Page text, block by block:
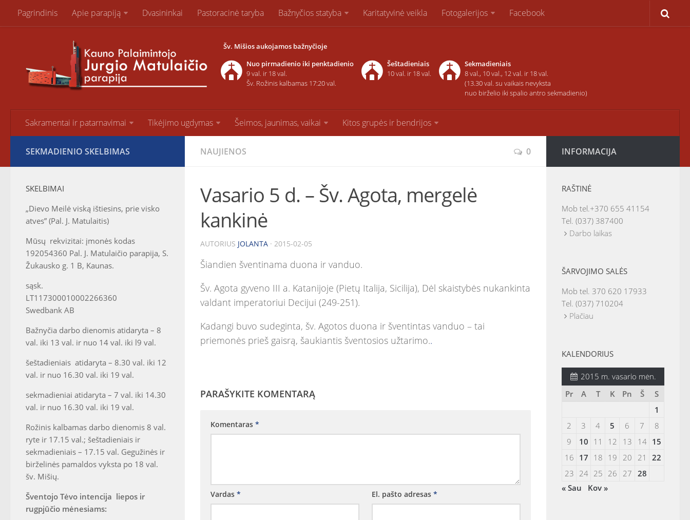
Pagrindinis Apie parapiją Dvasininkai Pastoracinė taryba Bažnyčios statyba Karitatyvinė veikla Fotogalerijos Facebook
Šv. Mišios aukojamos bažnyčioje
Nuo pirmadienio iki penktadienio
9 val. ir 18 val.
Šv. Rožinis kalbamas 17:20 val.
Šeštadieniais
10 val. ir 18 val.
Sekmadieniais
8 val., 10 val., 12 val. ir 18 val.
(13.30 val. su vaikais nevyksta
nuo birželio iki spalio antro sekmadienio)
Sakramentai ir patarnavimai Tikėjimo ugdymas Šeimos, jaunimas, vaikai Kitos grupės ir bendrijos
NAUJIENOS 0
Vasario 5 d. – Šv. Agota, mergelė
kankinė
AUTORIUS JOLANTA · 2015-02-05
Šiandien šventinama duona ir vanduo.
Šv. Agota gyveno III a. Katanijoje (Pietų Italija, Sicilija), Dėl skaistybės nukankinta
valdant imperatoriui Decijui (249-251).
Kadangi buvo sudeginta, šv. Agotos duona ir šventintas vanduo – tai
priemonės prieš gaisrą, šaukiantis šventosios užtarimo..
PARAŠYKITE KOMENTARĄ
Komentaras *
Vardas * El. pašto adresas*
SEKMADIENIO SKELBIMAS
SKELBIMAI
„Dievo Meilė viską ištiesins, prie visko
atves” (Pal. J. Matulaitis)
Mūsų rekvizitai: įmonės kodas
192054360 Pal. J. Matulaičio parapija, S.
Žukausko g. 1 B, Kaunas.
sąsk.
LT117300010002266360
Swedbank AB
Bažnyčia darbo dienomis atidaryta – 8
val. iki 13 val. ir nuo 14 val. iki l9 val.
šeštadieniais atidaryta – 8.30 val. iki 12
val. ir nuo 16.30 val. iki 19 val.
sekmadieniai atidaryta – 7 val. iki 14.30
val. ir nuo 16.30 val. iki 19 val.
Rožinis kalbamas darbo dienomis 8 val.
ryte ir 17.15 val.; šeštadieniais ir
sekmadieniais – 17.15 val. Gegužinės ir
birželinės pamaldos vyksta po 18 val.
šv. Mišių.
Šventojo Tėvo intencija liepos ir
rugpjūčio mėnesiams:
INFORMACIJA
RAŠTINĖ
Mob tel.+370 655 41154
Tel. (037) 387400
Darbo laikas
ŠARVOJIMO SALĖS
Mob tel. 370 620 17933
Tel. (037) 710204
Plačiau
KALENDORIUS
2015 m. vasario mėn.
Pr
A T K Pn Š
S
1
2
3 4 5 6 7
8
9
10 11 12 13 14 15
16 17 18 19 20 21
22
23 24 25 26 27 28
« Sau
Kov »